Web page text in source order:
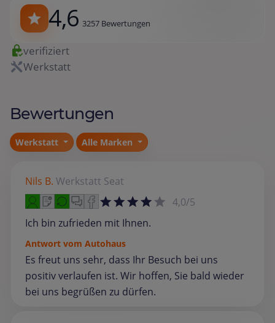
4,6 3257 Bewertungen
verifiziert
Werkstatt
Bewertungen
Werkstatt Alle Marken
Nils B. Werkstatt Seat
4,0/5
Ich bin zufrieden mit Ihnen.
Antwort vom Autohaus
Es freut uns sehr, dass Ihr Besuch bei uns
positiv verlaufen ist. Wir hoffen, Sie bald wieder
bei uns begrüßen zu dürfen.